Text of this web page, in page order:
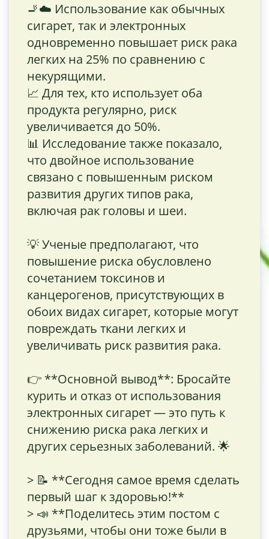
🚬☁️ Использование как обычных
сигарет, так и электронных
одновременно повышает риск рака
легких на 25% по сравнению с
некурящими.
📈 Для тех, кто использует оба
продукта регулярно, риск
увеличивается до 50%.
📊 Исследование также показало,
что двойное использование
связано с повышенным риском
развития других типов рака,
включая рак головы и шеи.
💡 Ученые предполагают, что
повышение риска обусловлено
сочетанием токсинов и
канцерогенов, присутствующих в
обоих видах сигарет, которые могут
повреждать ткани легких и
увеличивать риск развития рака.
👉 **Основной вывод**: Бросайте
курить и отказ от использования
электронных сигарет — это путь к
снижению риска рака легких и
других серьезных заболеваний. 🌟
> 📝 **Сегодня самое время сделать
первый шаг к здоровью!**
> 📣 **Поделитесь этим постом с
друзьями, чтобы они тоже были в